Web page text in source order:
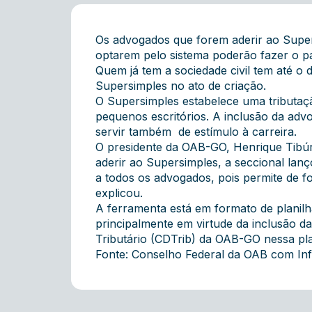
Os advogados que forem aderir ao
optarem pelo sistema poderão fazer o
Quem já tem a sociedade civil tem até
Supersimples no ato de criação.
O Supersimples estabelece uma
pequenos escritórios. A inclusão da
servir também de estímulo à carreira.
O presidente da OAB-GO, Henrique
aderir ao Supersimples, a seccional
a todos os advogados, pois permite de
explicou.
A ferramenta está em formato de
principalmente em virtude da inclusão
Tributário (CDTrib) da OAB-GO nessa
Fonte: Conselho Federal da OAB com